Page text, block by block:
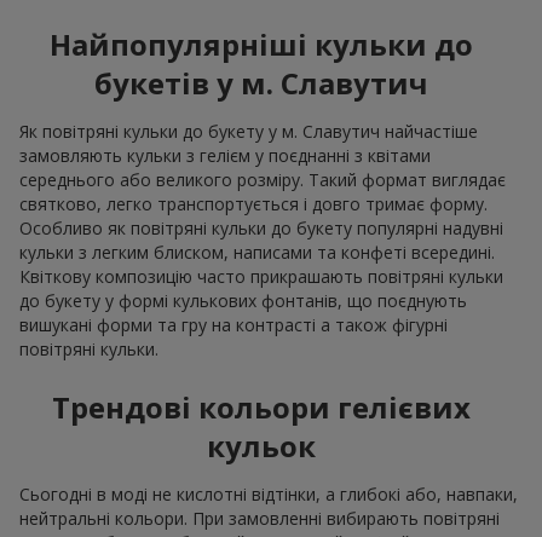
Найпопулярніші кульки до
букетів у м. Славутич
Як повітряні кульки до букету у м. Славутич найчастіше
замовляють кульки з гелієм у поєднанні з квітами
середнього або великого розміру. Такий формат виглядає
святково, легко транспортується і довго тримає форму.
Особливо як повітряні кульки до букету популярні надувні
кульки з легким блиском, написами та конфеті всередині.
Квіткову композицію часто прикрашають повітряні кульки
до букету у формі кулькових фонтанів, що поєднують
вишукані форми та гру на контрасті а також фігурні
повітряні кульки.
Трендові кольори гелієвих
кульок
Сьогодні в моді не кислотні відтінки, а глибокі або, навпаки,
нейтральні кольори. При замовленні вибирають повітряні